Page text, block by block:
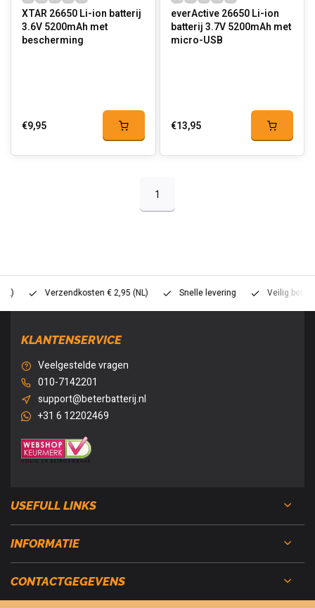
XTAR 26650 Li-ion batterij
3.6V 5200mAh met
bescherming
€9,95
everActive 26650 Li-ion
batterij 3.7V 5200mAh met
micro-USB
€13,95
1
Verzendkosten € 2,95 (NL) Snelle levering Veilig betalen
KLANTENSERVICE
Veelgestelde vragen
010-7142201
support@beterbatterij.nl
+31 6 12202469
USEFULL LINKS
INFORMATIE
CONTACTGEGEVENS